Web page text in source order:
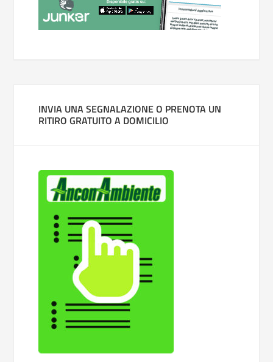
INVIA UNA SEGNALAZIONE O PRENOTA UN
RITIRO GRATUITO A DOMICILIO